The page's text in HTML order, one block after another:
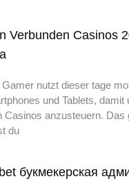
Verbunden Casinos
nutzt dieser tage
und Tablets, damit
Casinos anzusteuern. Das
du
букмекерская